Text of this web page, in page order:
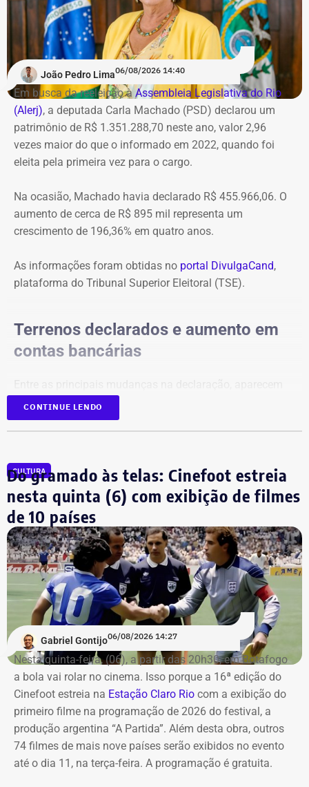
João Pedro Lima06/08/2026 14:40
Em busca da reeleição à Assembleia Legislativa do Rio
(Alerj), a deputada Carla Machado (PSD) declarou um
patrimônio de R$ 1.351.288,70 neste ano, valor 2,96
vezes maior do que o informado em 2022, quando foi
eleita pela primeira vez para o cargo.
Na ocasião, Machado havia declarado R$ 455.966,06. O
aumento de cerca de R$ 895 mil representa um
crescimento de 196,36% em quatro anos.
As informações foram obtidas no portal DivulgaCand,
plataforma do Tribunal Superior Eleitoral (TSE).
Terrenos declarados e aumento em
contas bancárias
dois terrenos, avaliados em R$ 50 mil e R$ 100 mil, além
de um imóvel no valor de R$ 220 mil e um bem declarado
Os saldos em contas bancárias também cresceram. Os
depósitos em conta corrente, que somavam R$ 50.686,20
há quatro anos, passaram para R$ 97.543,64.
Já o apartamento herdado em Campos dos Goytacazes,
avaliado em R$ 187.475,88, e o imóvel herdado em São
João da Barra, de R$ 150 mil, permaneceram com os
mesmos valores declarados.
CONTINUE LENDO
CULTURA
Do gramado às telas: Cinefoot estreia
nesta quinta (6) com exibição de filmes
de 10 países
Gabriel Gontijo06/08/2026 14:27
Nesta quinta-feira, (06), a partir das 20h30, em Botafogo
a bola vai rolar no cinema. Isso porque a 16ª edição do
Cinefoot estreia na Estação Claro Rio com a exibição do
primeiro filme na programação de 2026 do festival, a
produção argentina “A Partida”. Além desta obra, outros
74 filmes de mais nove países serão exibidos no evento
até o dia 11, na terça-feira. A programação é gratuita.